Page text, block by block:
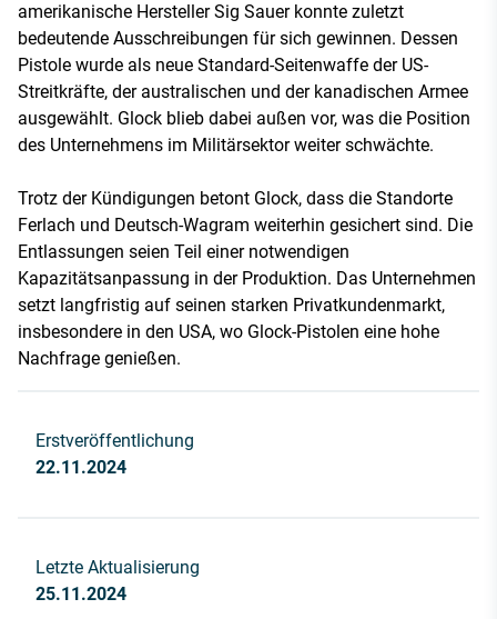
amerikanische Hersteller Sig Sauer konnte zuletzt
bedeutende Ausschreibungen für sich gewinnen. Dessen
Pistole wurde als neue Standard-Seitenwaffe der US-
Streitkräfte, der australischen und der kanadischen Armee
ausgewählt. Glock blieb dabei außen vor, was die Position
des Unternehmens im Militärsektor weiter schwächte.
Trotz der Kündigungen betont Glock, dass die Standorte
Ferlach und Deutsch-Wagram weiterhin gesichert sind. Die
Entlassungen seien Teil einer notwendigen
Kapazitätsanpassung in der Produktion. Das Unternehmen
setzt langfristig auf seinen starken Privatkundenmarkt,
insbesondere in den USA, wo Glock-Pistolen eine hohe
Nachfrage genießen.
Erstveröffentlichung
22.11.2024
Letzte Aktualisierung
25.11.2024